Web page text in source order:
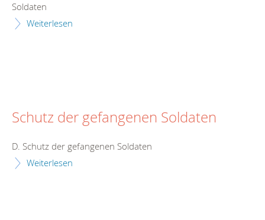
Soldaten
Weiterlesen
Schutz der gefangenen Soldaten
D. Schutz der gefangenen Soldaten
Weiterlesen